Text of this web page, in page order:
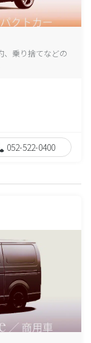
、乗り捨てなどの
052-522-0400